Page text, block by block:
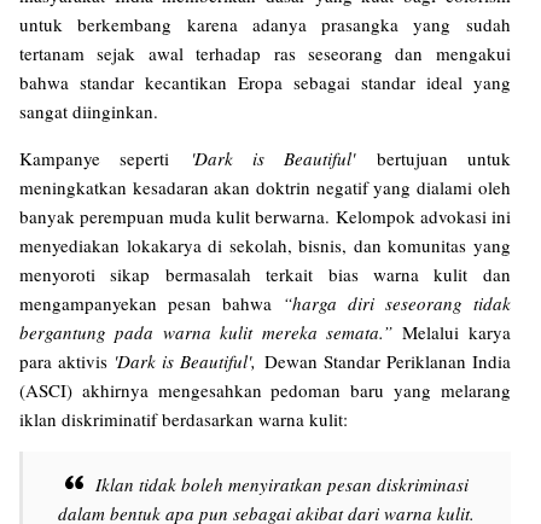
untuk berkembang karena adanya prasangka yang sudah
tertanam sejak awal terhadap ras seseorang dan mengakui
bahwa standar kecantikan Eropa sebagai standar ideal yang
sangat diinginkan.
Kampanye seperti
'Dark is Beautiful' bertujuan untuk
meningkatkan kesadaran akan doktrin negatif yang dialami oleh
banyak perempuan muda kulit berwarna. Kelompok advokasi ini
menyediakan lokakarya di sekolah, bisnis, dan komunitas yang
menyoroti sikap bermasalah terkait bias warna kulit dan
mengampanyekan pesan bahwa “harga diri seseorang tidak
bergantung pada warna kulit mereka semata.”Melalui karya
para aktivis 'Dark is Beautiful', Dewan Standar Periklanan India
(ASCI) akhirnya mengesahkan pedoman baru yang melarang
iklan diskriminatif berdasarkan warna kulit:
Iklan tidak boleh menyiratkan pesan diskriminasi
dalam bentuk apa pun sebagai akibat dari warna kulit.